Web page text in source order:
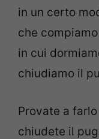
in un certo
che
in cui
chiudiamo il
Provate a
chiudete il